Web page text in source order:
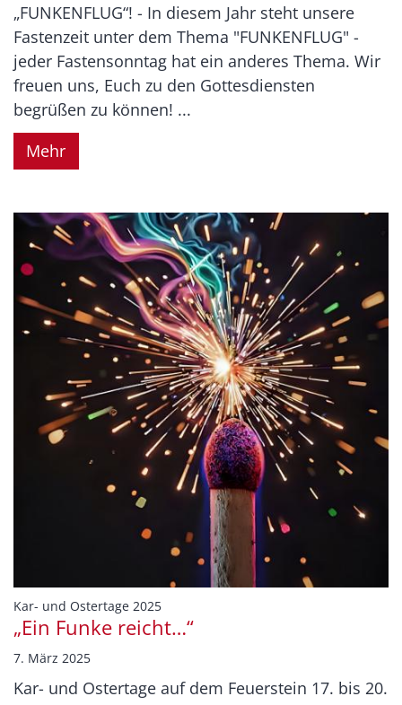
„FUNKENFLUG“! - In diesem Jahr steht unsere
Fastenzeit unter dem Thema "FUNKENFLUG" -
jeder Fastensonntag hat ein anderes Thema. Wir
freuen uns, Euch zu den Gottesdiensten
begrüßen zu können! ...
Mehr
Kar- und Ostertage 2025:
„Ein Funke reicht…“
7. März 2025
Kar- und Ostertage auf dem Feuerstein 17. bis 20.